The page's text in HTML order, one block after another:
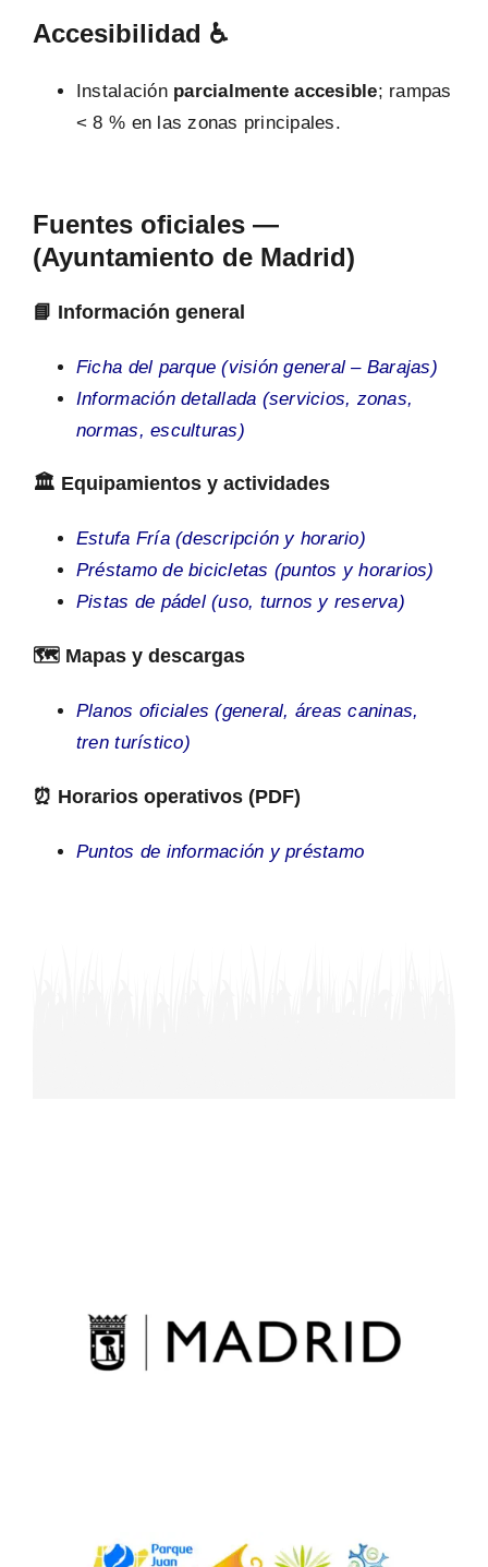
Accesibilidad ♿
Instalación parcialmente accesible; rampas
< 8 % en las zonas principales.
Fuentes oficiales —
(Ayuntamiento de Madrid)
📘 Información general
Ficha del parque (visión general – Barajas)
Información detallada (servicios, zonas,
normas, esculturas)
🏛️ Equipamientos y actividades
Estufa Fría (descripción y horario)
Préstamo de bicicletas (puntos y horarios)
Pistas de pádel (uso, turnos y reserva)
🗺️ Mapas y descargas
Planos oficiales (general, áreas caninas,
tren turístico)
⏰ Horarios operativos (PDF)
Puntos de información y préstamo